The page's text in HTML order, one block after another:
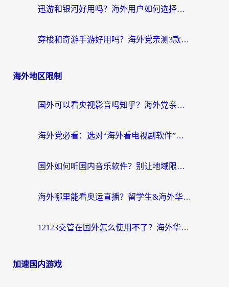
迅游和银河好用吗？海外用户如何选择回国加速器实现无缝访问国内资源
穿梭和奇游手游好用吗？海外党亲测3款回国加速器，附蜜蜂加速器七天试用攻略
海外地区限制
国外可以看央视影音吗知乎？海外党亲测有效的回国加速方案
海外党必看：选对“海外看电视剧软件”，再也不用愁国内剧刷不了
国外如何听国内音乐软件？别让地域限制，断了你的中文歌单
海外哪里能看奥运直播？留学生&海外华人必看的体育赛事观赛终极指南
12123交管在国外怎么使用不了？海外华人必看的无缝访问国内资源指南
加速国内游戏